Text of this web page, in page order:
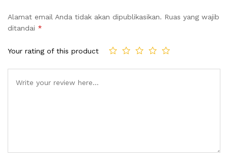
Alamat email Anda tidak akan dipublikasikan. Ruas yang wajib
ditandai *
Your rating of this product